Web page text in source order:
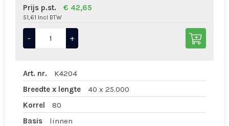
Prijs p.st.
€ 42,65
51,61 Incl BTW
- +
Art. nr.
K4204
Breedte x lengte
40 x 25.000
Korrel
80
Basis
linnen